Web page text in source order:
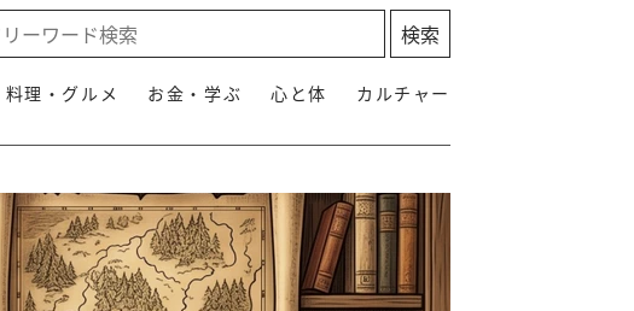
料理・グルメ お金・学ぶ 心と体 カルチャー